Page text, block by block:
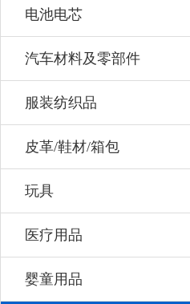
电池电芯
汽车材料及零部件
服装纺织品
皮革/鞋材/箱包
玩具
医疗用品
婴童用品